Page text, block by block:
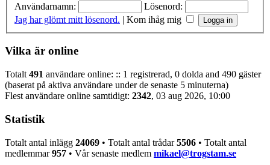
Användarnamn:
Lösenord:
Jag har glömt mitt lösenord. | Kom ihåg mig
Vilka är online
Totalt 491 användare online: :: 1 registrerad, 0 dolda and 490 gäster
(baserat på aktiva användare under de senaste 5 minuterna)
Flest användare online samtidigt: 2342, 03 aug 2026, 10:00
Statistik
Totalt antal inlägg 24069 • Totalt antal trådar5506 • Totalt antal
medlemmar957 • Vår senaste medlem mikael@trogstam.se